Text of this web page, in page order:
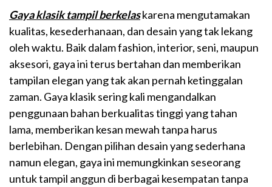
Gaya klasik tampil berkelaskarena mengutamakan
kualitas, kesederhanaan, dan desain yang tak lekang
oleh waktu. Baik dalam fashion, interior, seni, maupun
aksesori, gaya ini terus bertahan dan memberikan
tampilan elegan yang tak akan pernah ketinggalan
zaman. Gaya klasik sering kali mengandalkan
penggunaan bahan berkualitas tinggi yang tahan
lama, memberikan kesan mewah tanpa harus
berlebihan. Dengan pilihan desain yang sederhana
namun elegan, gaya ini memungkinkan seseorang
untuk tampil anggun di berbagai kesempatan tanpa